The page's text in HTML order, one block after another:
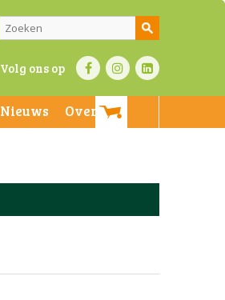
Volg ons op
Nieuws
Over ons